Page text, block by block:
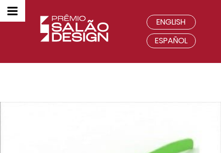
ENGLISH
ESPAÑOL